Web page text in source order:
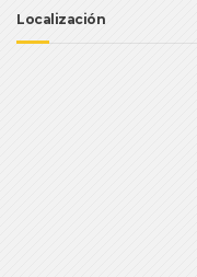
Localización